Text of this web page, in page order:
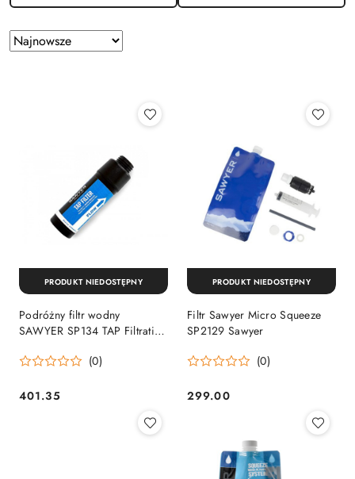
Zastosowano
sortowanie:
Sortuj
według
Podróżny filtr wodny
SAWYER SP134 TAP Filtration
(0)
Cena:
401.35
PRODUKT NIEDOSTĘPNY
Filtr Sawyer Micro Squeeze
SP2129 Sawyer
(0)
Cena:
299.00
PRODUKT NIEDOSTĘPNY